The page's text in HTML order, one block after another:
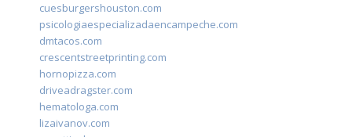
cuesburgershouston.com
psicologiaespecializadaencampeche.com
dmtacos.com
crescentstreetprinting.com
hornopizza.com
driveadragster.com
hematologa.com
lizaivanov.com